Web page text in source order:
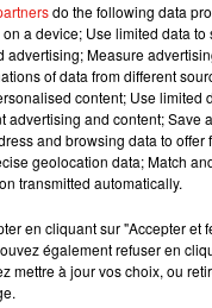
do the following data
a device; Use limited data
advertising; Measure
of data from different
content; Use limited
advertising and content;
and browsing data to
geolocation data; Match
transmitted automatically.
en cliquant sur "Accepter
également refuser en
mettre à jour vos choix, ou